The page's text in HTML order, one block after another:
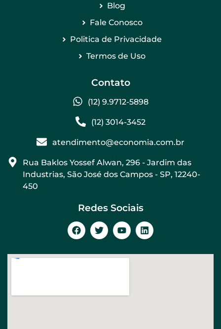
Blog
Fale Conosco
Politica de Privacidade
Termos de Uso
Contato
(12) 9.9712-5898
(12) 3014-3452
atendimento@economia.com.br
Rua Baklos Yossef Alwan, 296 - Jardim das
Industrias, São José dos Campos - SP, 12240-
450
Redes Sociais